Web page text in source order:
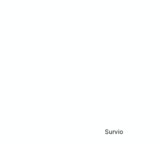
Survio